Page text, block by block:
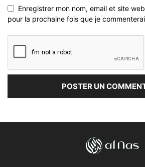
Enregistrer mon nom, email et site
pour la prochaine fois que je